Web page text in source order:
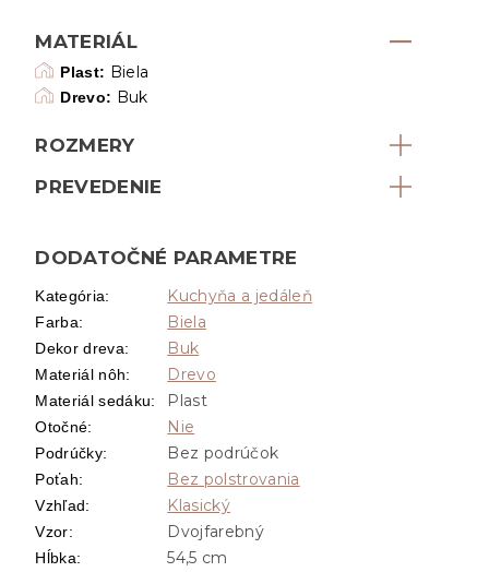
MATERIÁL
Plast: Biela
Drevo: Buk
ROZMERY
PREVEDENIE
DODATOČNÉ PARAMETRE
Kategória: Kuchyňa a jedáleň
Farba: Biela
Dekor dreva: Buk
Materiál nôh: Drevo
Materiál sedáku: Plast
Otočné: Nie
Podrúčky: Bez podrúčok
Poťah: Bez polstrovania
Vzhľad: Klasický
Vzor: Dvojfarebný
Hĺbka: 54,5 cm